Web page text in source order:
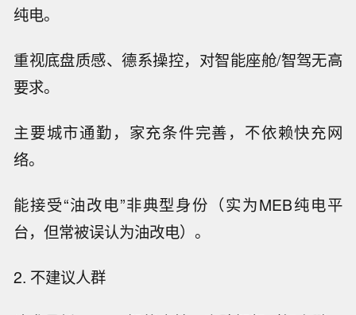
纯电。
重视底盘质感、德系操控，对智能座舱/智驾无高
要求。
主要城市通勤，家充条件完善，不依赖快充网
络。
能接受“油改电”非典型身份（实为MEB纯电平
台，但常被误认为油改电）。
2. 不建议人群